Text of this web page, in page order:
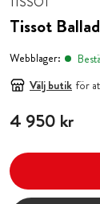
Tissot
Webblager:
Välj butik för
Pris:4 950 kr
4 950 kr